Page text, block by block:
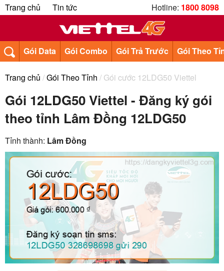
Trang chủ Tin tức Hotline: 1800 8098
Gói Data Gói Combo Gói Trả Trước Gói Theo
Trang chủ /Gói Theo Tỉnh / Gói cước 12LDG50 Viettel
Gói 12LDG50 Viettel - Đăng ký gói
theo tỉnh Lâm Đồng 12LDG50
Tỉnh thành: Lâm Đồng